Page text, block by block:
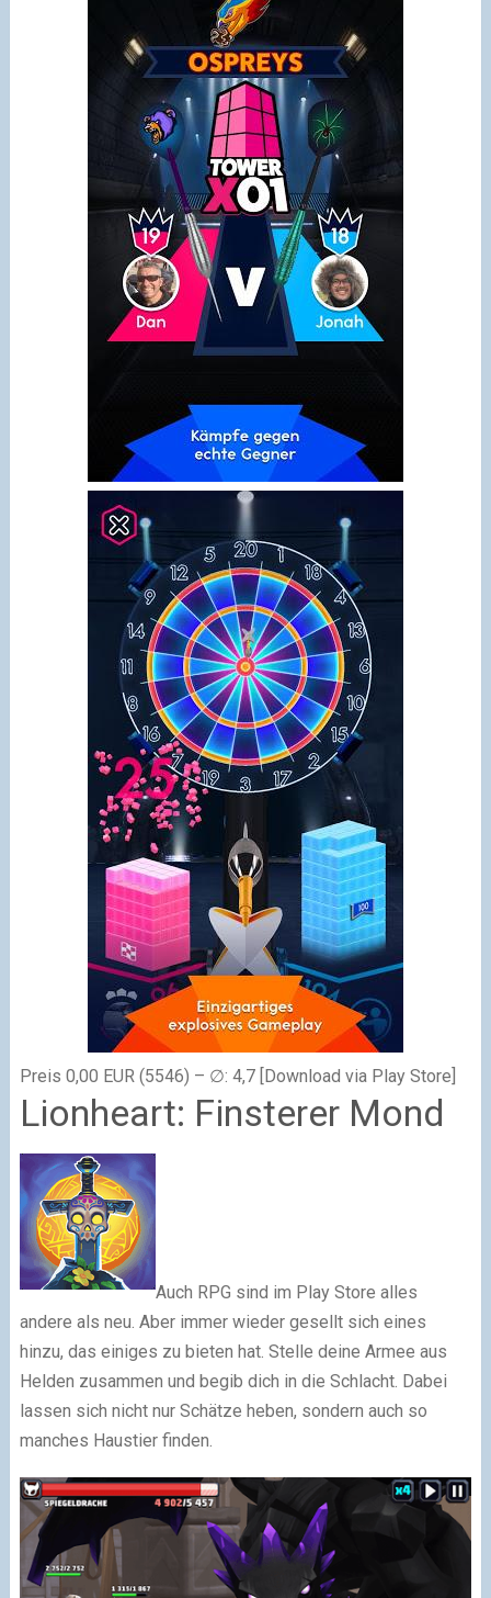
Preis 0,00 EUR (5546) – ∅: 4,7 [Download via Play Store]
Lionheart: Finsterer Mond
Auch RPG sind im Play Store alles
andere als neu. Aber immer wieder gesellt sich eines
hinzu, das einiges zu bieten hat. Stelle deine Armee aus
Helden zusammen und begib dich in die Schlacht. Dabei
lassen sich nicht nur Schätze heben, sondern auch so
manches Haustier finden.